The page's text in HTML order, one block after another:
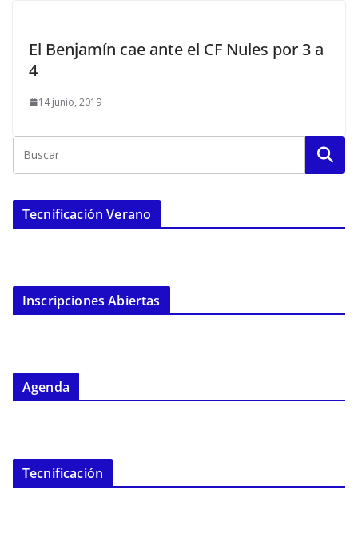
El Benjamín cae ante el CF Nules por 3 a
4
14 junio, 2019
Tecnificación Verano
Inscripciones Abiertas
Agenda
Tecnificación